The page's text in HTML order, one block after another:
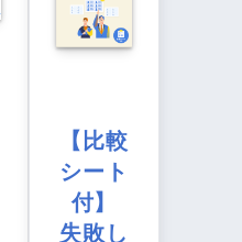
【比較
シート
付】
失敗し